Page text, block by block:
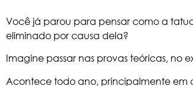
Você já parou para pensar como a
eliminado por causa dela?
Imagine passar nas provas teóricas,
Acontece todo ano, principalmente em